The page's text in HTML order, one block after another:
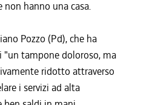
hanno una casa.
Pozzo (Pd), che ha
tampone doloroso, ma
ridotto attraverso
i servizi ad alta